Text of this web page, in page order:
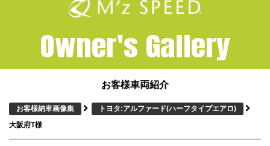
Owner's Gallery
お客様車両紹介
お客様納車画像集 トヨタ:アルファード(ハーフタイプエアロ)
大阪府T様